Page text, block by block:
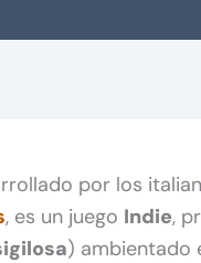
por los
, es un juego Indie,
) ambientado